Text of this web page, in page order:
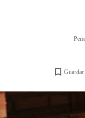
Guardar